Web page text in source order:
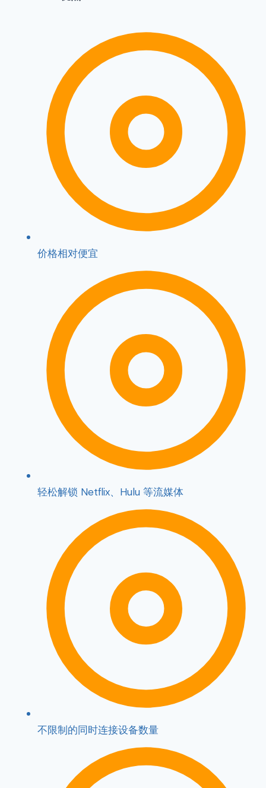
价格相对便宜
轻松解锁 Netflix、Hulu 等流媒体
不限制的同时连接设备数量